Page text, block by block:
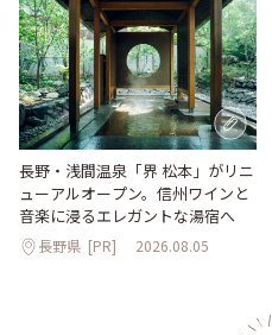
長野・浅間温泉「界 松本」がリニ
ューアルオープン。信州ワインと
音楽に浸るエレガントな湯宿へ
長野県 [PR] 2026.08.05